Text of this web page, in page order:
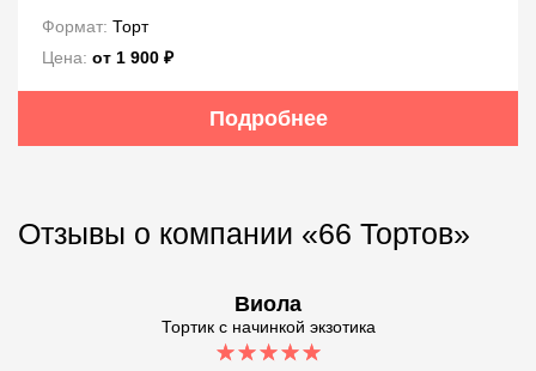
Формат: Торт
Цена: от 1 900 ₽
Подробнее
Отзывы о компании «66 Тортов»
Виола
Тортик с начинкой экзотика